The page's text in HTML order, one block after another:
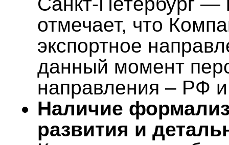
отмечает, что
экспортное
данный момент
направления – РФ
Наличие
развития и